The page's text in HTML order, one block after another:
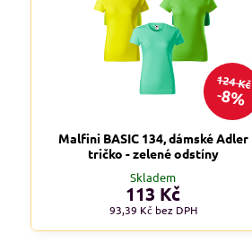
124 Kč
8%
Malfini BASIC 134, dámské Adler
tričko - zelené odstíny
Skladem
113 Kč
93,39 Kč bez DPH